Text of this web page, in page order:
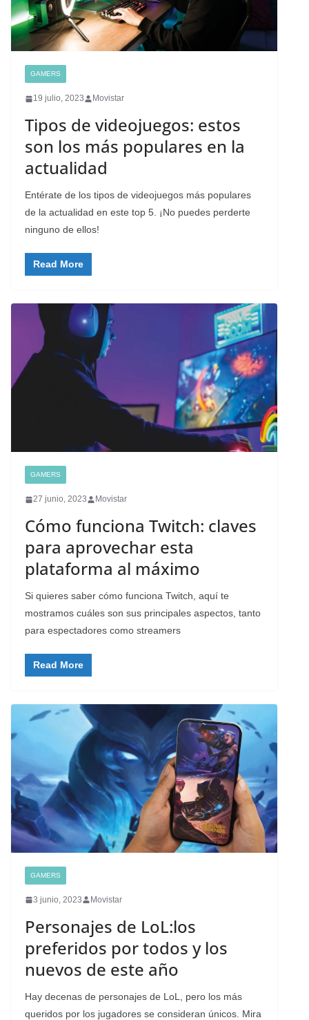
GAMERS
19 julio, 2023 Movistar
Tipos de videojuegos: estos
son los más populares en la
actualidad
Entérate de los tipos de videojuegos más populares
de la actualidad en este top 5. ¡No puedes perderte
ninguno de ellos!
Read More
GAMERS
27 junio, 2023 Movistar
Cómo funciona Twitch: claves
para aprovechar esta
plataforma al máximo
Si quieres saber cómo funciona Twitch, aquí te
mostramos cuáles son sus principales aspectos, tanto
para espectadores como streamers
Read More
GAMERS
3 junio, 2023 Movistar
Personajes de LoL:los
preferidos por todos y los
nuevos de este año
Hay decenas de personajes de LoL, pero los más
queridos por los jugadores se consideran únicos. Mira